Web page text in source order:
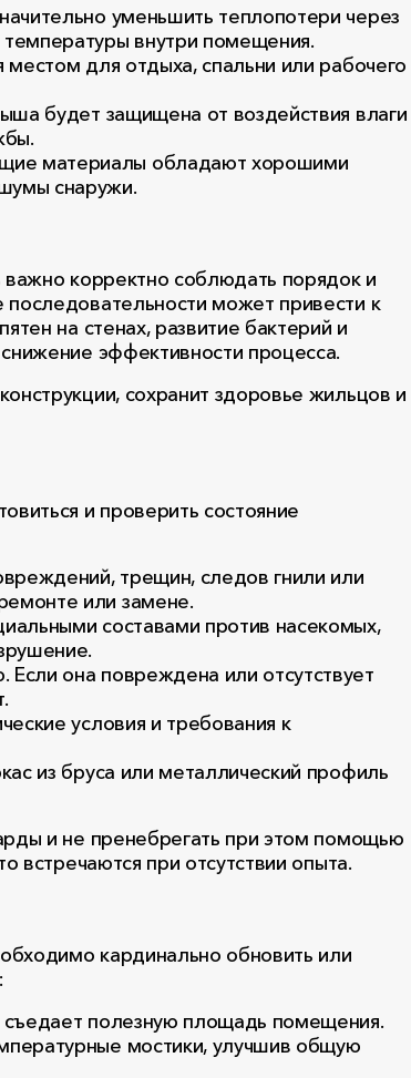
уменьшить теплопотери через
внутри помещения.
для отдыха, спальни или рабочего
будет защищена от воздействия влаги
материалы обладают хорошими
снаружи.
корректно соблюдать порядок и
может привести к
на стенах, развитие бактерий и
эффективности процесса.
сохранит здоровье жильцов и
и проверить состояние
трещин, следов гнили или
или замене.
составами против насекомых,
она повреждена или отсутствует
условия и требования к
из бруса или металлический профиль
и не пренебрегать при этом помощью
встречаются при отсутствии опыта.
кардинально обновить или
съедает полезную площадь помещения.
мостики, улучшив общую